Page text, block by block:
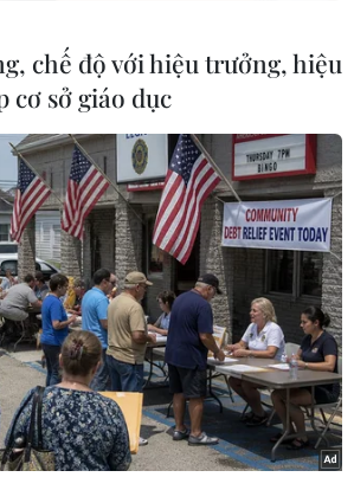
viên Bộ Chính trị, Bí thư Thành
Dũng cho biết, Thường
thống nhất chỉ đạo khẩn
trung học phổ thông trở lại
thời, lên ngay phương án đưa
cơ sở trở lại trường học trong
an toàn nhất.
19 vẫn có diễn biến
bàn và cả nước với số F0 phát
nhiều, việc đưa học sinh trở
được chuẩn bị thật kỹ, bảo
và luôn đặt vấn đề an toàn
sinh lên trên hết.
chế độ với hiệu trưởng, hiệu
cơ sở giáo dục